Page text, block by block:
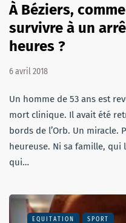
À Béziers,
survivre à un
heures ?
6 avril 2018
Un homme de 53 ans est
mort clinique. Il avait été
bords de l’Orb. Un miracle.
heureuse. Ni sa famille, qui
qui…
EQUITATION SPORT